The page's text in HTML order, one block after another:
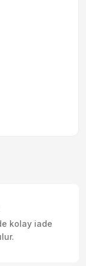
kolay iade